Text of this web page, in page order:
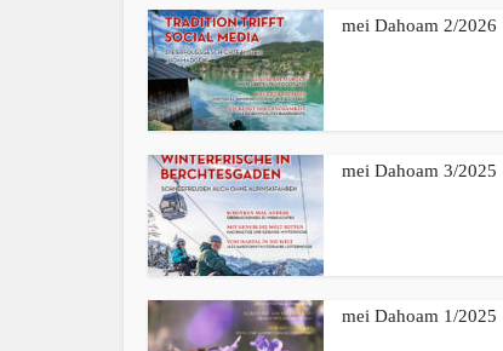
mei Dahoam 2/2026
mei Dahoam 3/2025
mei Dahoam 1/2025